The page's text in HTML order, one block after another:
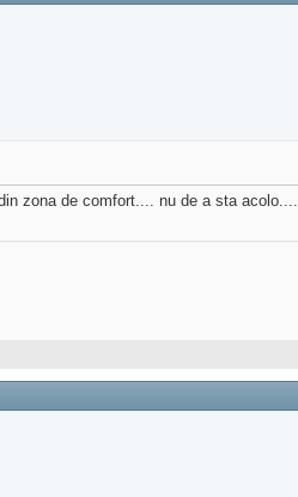
zona de comfort.... nu de a sta acolo....